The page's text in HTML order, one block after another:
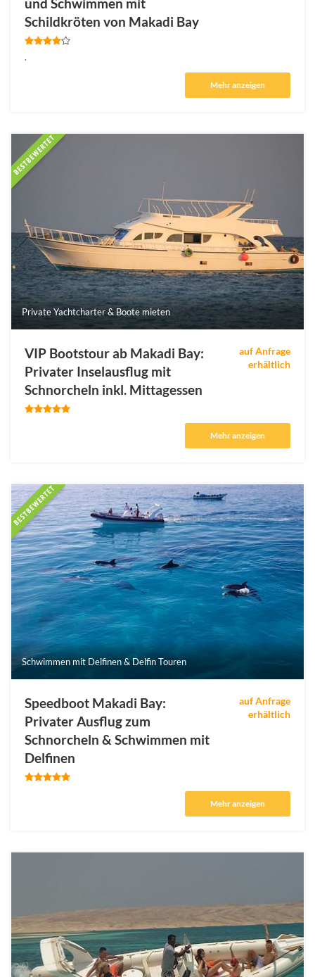
Schildkröten von Makadi Bay
.
Mehr anzeigen
Private Yachtcharter & Boote mieten
VIP Bootstour ab Makadi Bay:
Privater Inselausflug mit
Schnorcheln inkl. Mittagessen
auf Anfrage
erhältlich
Mehr anzeigen
Schwimmen mit Delfinen & Delfin Touren
Speedboot Makadi Bay:
Privater Ausflug zum
Schnorcheln & Schwimmen mit
Delfinen
auf Anfrage
erhältlich
Mehr anzeigen